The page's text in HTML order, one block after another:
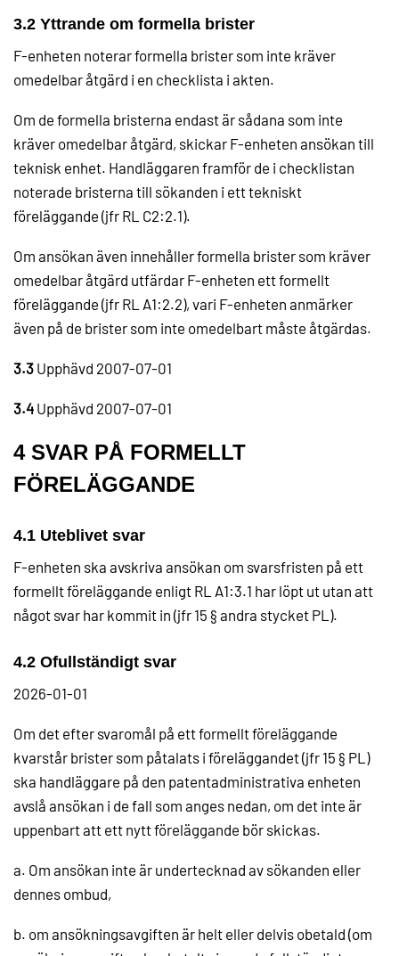
3.2 Yttrande om formella brister
F-enheten noterar formella brister som inte kräver
omedelbar åtgärd i en checklista i akten.
Om de formella bristerna endast är sådana som inte
kräver omedelbar åtgärd, skickar F-enheten ansökan till
teknisk enhet. Handläggaren framför de i checklistan
noterade bristerna till sökanden i ett tekniskt
föreläggande (jfr RL C2:2.1).
Om ansökan även innehåller formella brister som kräver
omedelbar åtgärd utfärdar F-enheten ett formellt
föreläggande (jfr RL A1:2.2), vari F-enheten anmärker
även på de brister som inte omedelbart måste åtgärdas.
3.3 Upphävd 2007-07-01
3.4 Upphävd 2007-07-01
4 SVAR PÅ FORMELLT
FÖRELÄGGANDE
4.1 Uteblivet svar
F-enheten ska avskriva ansökan om svarsfristen på ett
formellt föreläggande enligt RL A1:3.1 har löpt ut utan att
något svar har kommit in (jfr 15 § andra stycket PL).
4.2 Ofullständigt svar
2026-01-01
Om det efter svaromål på ett formellt föreläggande
kvarstår brister som påtalats i föreläggandet (jfr 15 § PL)
ska handläggare på den patentadministrativa enheten
avslå ansökan i de fall som anges nedan, om det inte är
uppenbart att ett nytt föreläggande bör skickas.
a. Om ansökan inte är undertecknad av sökanden eller
dennes ombud,
b. om ansökningsavgiften är helt eller delvis obetald (om